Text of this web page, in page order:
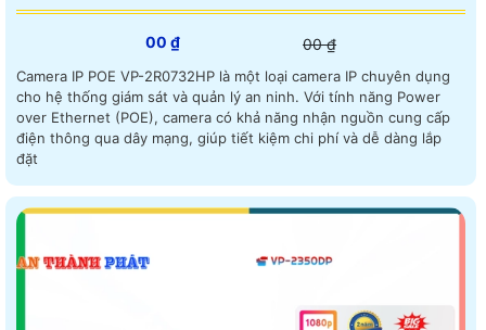
00 ₫ 00 ₫
Camera IP POE VP-2R0732HP là một loại camera IP chuyên dụng
cho hệ thống giám sát và quản lý an ninh. Với tính năng Power
over Ethernet (POE), camera có khả năng nhận nguồn cung cấp
điện thông qua dây mạng, giúp tiết kiệm chi phí và dễ dàng lắp
đặt